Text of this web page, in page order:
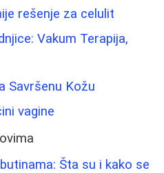
rešenje za celulit
Vakum Terapija,
Savršenu Kožu
vagine
Šta su i kako se